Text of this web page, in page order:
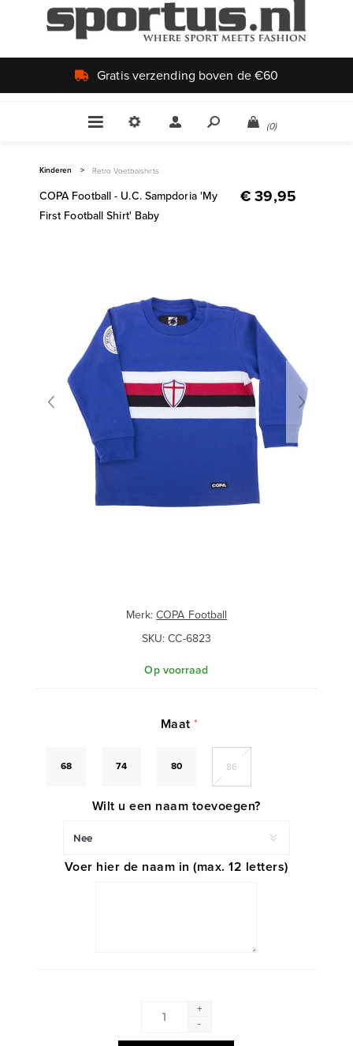
Uniek aanbod
(0)
Kinderen > Retro Voetbalshirts
COPA Football - U.C. Sampdoria 'My
First Football Shirt' Baby
€ 39,95
Merk:COPA Football
SKU: CC-6823
Op voorraad
Maat*
68 74 80 86
Wilt u een naam toevoegen?
Voer hier de naam in (max. 12 letters)
+
-